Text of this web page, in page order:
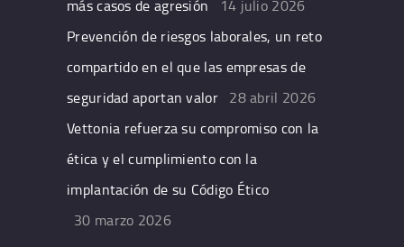
más casos de agresión
14 julio 2026
Prevención de riesgos laborales, un reto
compartido en el que las empresas de
seguridad aportan valor 28 abril 2026
Vettonia refuerza su compromiso con la
ética y el cumplimiento con la
implantación de su Código Ético
30 marzo 2026